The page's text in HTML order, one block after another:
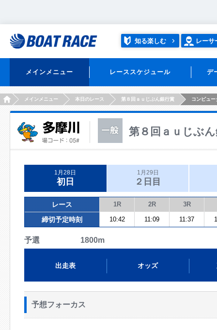
知る楽しむ レーサ
メインメニュー レーススケジュール デ
HOMEメインメニュー 本日のレース 第８回ａｕじぶん銀行賞 コンピュー
第８回ａｕじぶ
1月28日
初日
1月29日
２日目
レース 1R 2R 3R
締切予定時刻 10:42 11:09 11:37
予選 1800m
出走表 オッズ
予想フォーカス